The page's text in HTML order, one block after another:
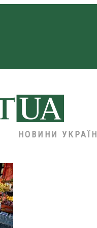
НОВИНИ